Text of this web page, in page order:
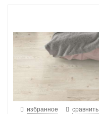
избранное сравнить